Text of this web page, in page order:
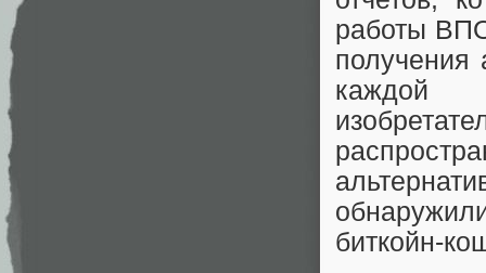
работы
получения
каждой
биткойн-